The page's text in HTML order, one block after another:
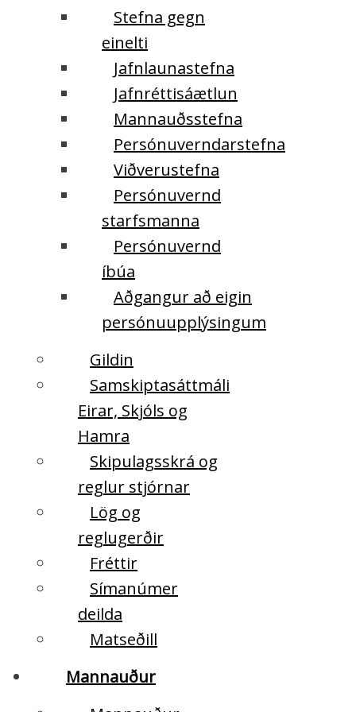
Stefna gegn
einelti
Jafnlaunastefna
Jafnréttisáætlun
Mannauðsstefna
Persónuverndarstefna
Viðverustefna
Persónuvernd
starfsmanna
Persónuvernd
íbúa
Aðgangur að eigin
persónuupplýsingum
Gildin
Samskiptasáttmáli
Eirar, Skjóls og
Hamra
Skipulagsskrá og
reglur stjórnar
Lög og
reglugerðir
Fréttir
Símanúmer
deilda
Matseðill
Mannauður